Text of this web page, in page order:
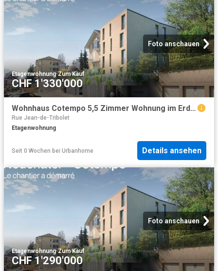
Foto anschauen
Etagenwohnung·Zum Kauf
CHF 1'330'000
Wohnhaus Cotempo 5,5 Zimmer Wohnung im Erdgeschoss – Grundstück A
Rue Jean-de-Tribolet
Etagenwohnung
Seit 0 Wochen bei Urbanhome Details ansehen
Foto anschauen
Etagenwohnung·Zum Kauf
CHF 1'290'000